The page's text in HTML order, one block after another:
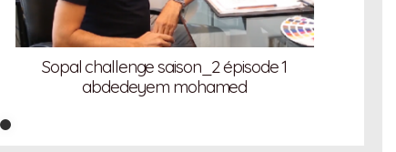
Sopal challenge saison_2 épisode 1
abdedeyem mohamed